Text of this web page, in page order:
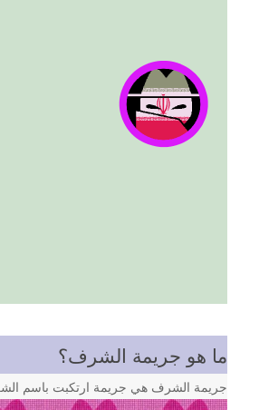
ما هو جريمة الشرف؟
جريمة الشرف هي جريمة ارتكبت باسم